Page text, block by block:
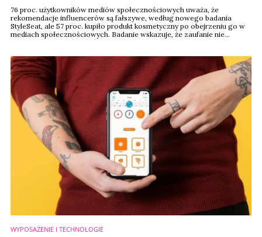
76 proc. użytkowników mediów społecznościowych uważa, że
rekomendacje influencerów są fałszywe, według nowego badania
StyleSeat, ale 57 proc. kupiło produkt kosmetyczny po obejrzeniu go w
mediach społecznościowych. Badanie wskazuje, że zaufanie nie
WYPOSAŻENIE I TECHNOLOGIE